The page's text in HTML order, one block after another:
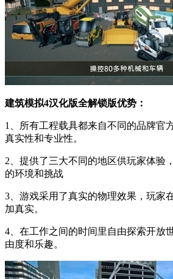
建筑模拟4汉化版全解锁版优势：
1、所有工程载具都来自不同的品牌官
真实性和专业性。
2、提供了三大不同的地区供玩家体验
的环境和挑战
3、游戏采用了真实的物理效果，玩家
加真实。
4、在工作之间的时间里自由探索开放
由度和乐趣。